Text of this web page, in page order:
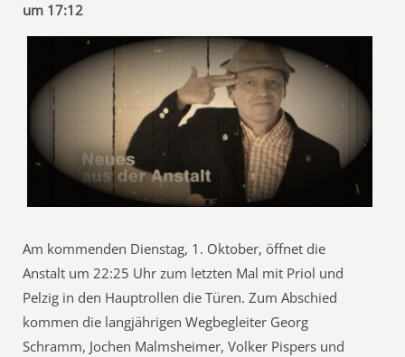
um 17:12
Am kommenden Dienstag, 1. Oktober, öffnet die
Anstalt um 22:25 Uhr zum letzten Mal mit Priol und
Pelzig in den Hauptrollen die Türen. Zum Abschied
kommen die langjährigen Wegbegleiter Georg
Schramm, Jochen Malmsheimer, Volker Pispers und